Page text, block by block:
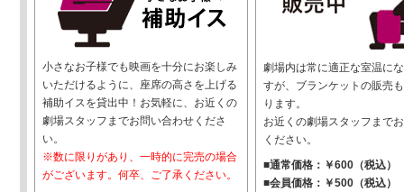
小さなお子様でも映画を十分にお楽しみ
いただけるように、座席の高さを上げる
補助イスを貸出中！お気軽に、お近くの
劇場スタッフまでお問い合わせくださ
い。
※数に限りがあり、一時的に完売の場合
がございます。何卒、ご了承ください。
劇場内は常に適正な室温に
すが、ブランケットの販売
ります。
お近くの劇場スタッフまで
ください。
■通常価格：￥600（税込）
■会員価格：￥500（税込）